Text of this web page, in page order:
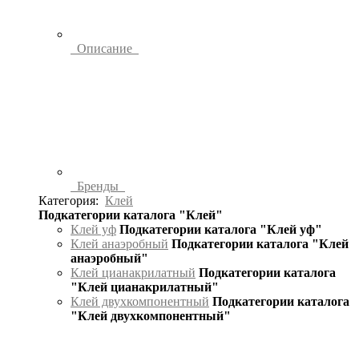
Описание
Бренды
Категория: Клей
Подкатегории каталога "Клей"
Клей уф Подкатегории каталога "Клей уф"
Клей анаэробный Подкатегории каталога "Клей
анаэробный"
Клей цианакрилатный Подкатегории каталога
"Клей цианакрилатный"
Клей двухкомпонентный Подкатегории каталога
"Клей двухкомпонентный"